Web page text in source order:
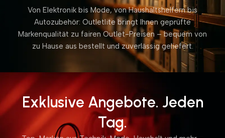
Von Elektronik bis Mode, von Haushaltshelfern bis
Autozubehör: Outletlite bringt Ihnen geprüfte
Markenqualität zu fairen Outlet-Preisen – bequem von
zu Hause aus bestellt und zuverlässig geliefert.
Exklusive Angebote. Jeden
Tag.